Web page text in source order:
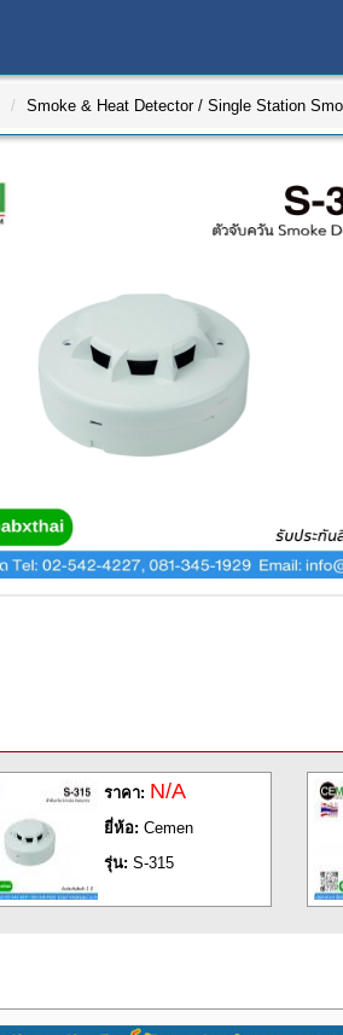
Smoke & Heat Detector / Single Station
ราคา: N/A
ยี่ห้อ:
Cemen
รุ่น:
S-315